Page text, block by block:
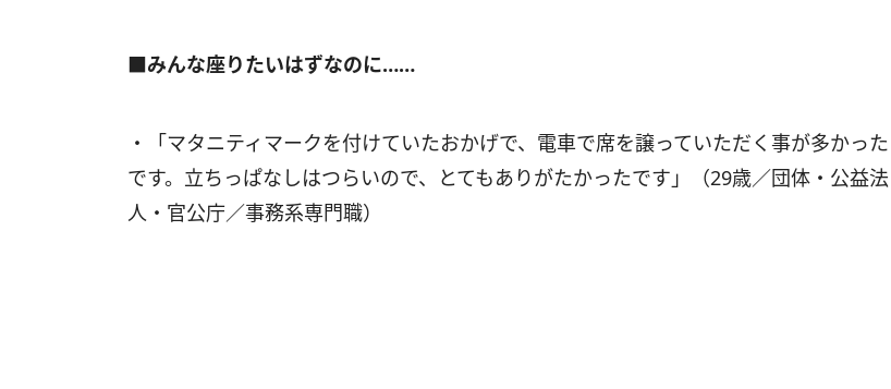
■みんな座りたいはずなのに……
・「マタニティマークを付けていたおかげで、電車で席を譲っていただく事が多かった
です。立ちっぱなしはつらいので、とてもありがたかったです」（29歳／団体・公益法
人・官公庁／事務系専門職）